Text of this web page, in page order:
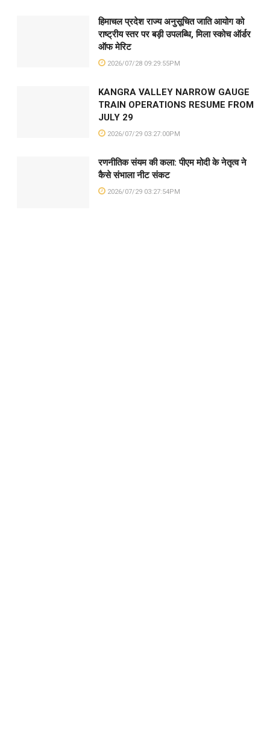
हिमाचल प्रदेश राज्य अनुसूचित जाति आयोग को
राष्ट्रीय स्तर पर बड़ी उपलब्धि, मिला स्कोच ऑर्डर
ऑफ मेरिट
2026/07/28 09:29:55PM
KANGRA VALLEY NARROW GAUGE
TRAIN OPERATIONS RESUME FROM
JULY 29
2026/07/29 03:27:00PM
रणनीतिक संयम की कला: पीएम मोदी के नेतृत्व ने
कैसे संभाला नीट संकट
2026/07/29 03:27:54PM